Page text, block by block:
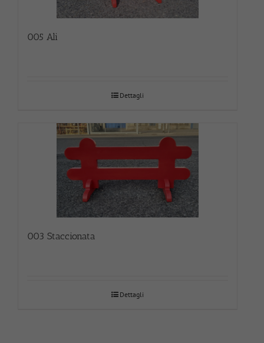
005 Ali
Dettagli
003 Staccionata
Dettagli